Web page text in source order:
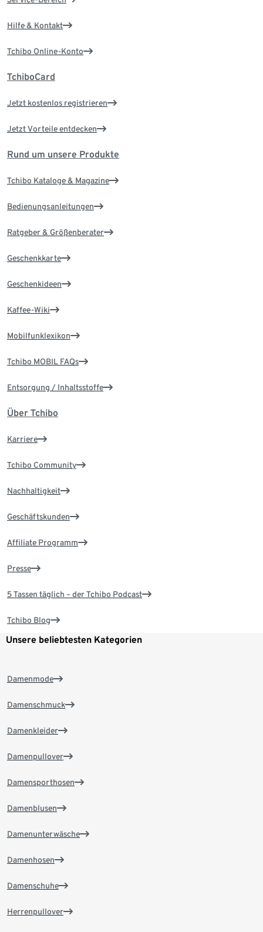
Hilfe & Kontakt
Tchibo Online-Konto
TchiboCard
Jetzt kostenlos registrieren
Jetzt Vorteile entdecken
Rund um unsere Produkte
Tchibo Kataloge & Magazine
Bedienungsanleitungen
Ratgeber & Größenberater
Geschenkkarte
Geschenkideen
Kaffee-Wiki
Mobilfunklexikon
Tchibo MOBIL FAQs
Entsorgung / Inhaltsstoffe
Über Tchibo
Karriere
Tchibo Community
Nachhaltigkeit
Geschäftskunden
Affiliate Programm
Presse
5 Tassen täglich – der Tchibo Podcast
Tchibo Blog
Unsere beliebtesten Kategorien
Damenmode
Damenschmuck
Damenkleider
Damenpullover
Damensporthosen
Damenblusen
Damenunterwäsche
Damenhosen
Damenschuhe
Herrenpullover